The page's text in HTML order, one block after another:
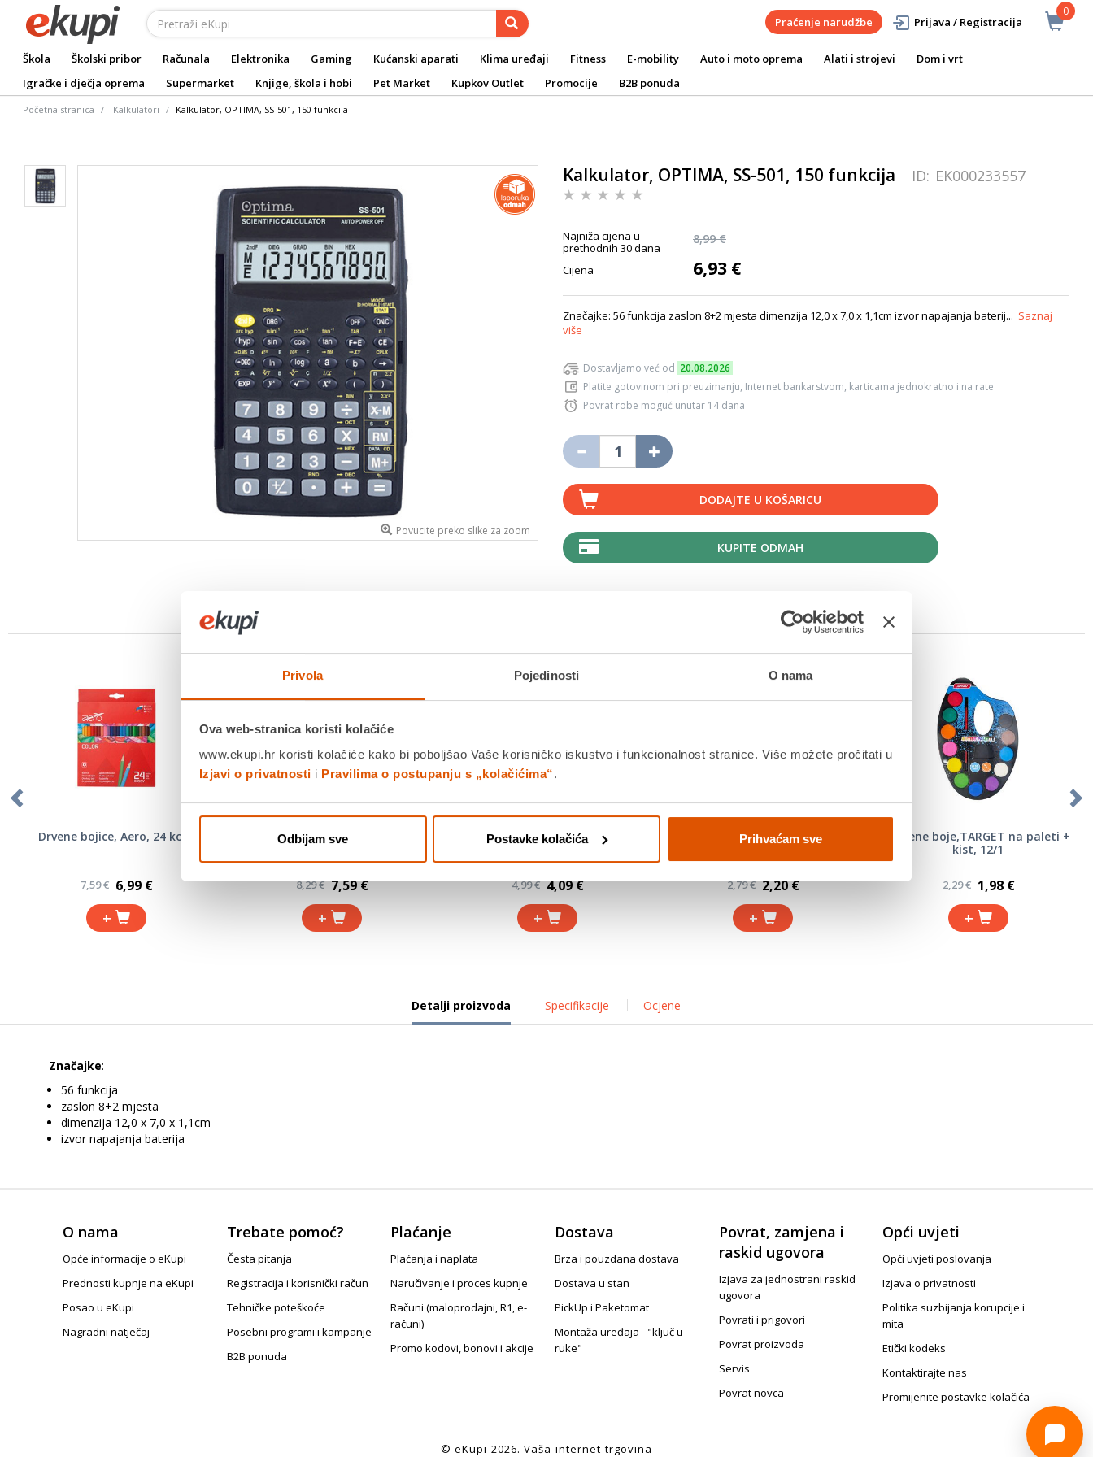
Privola Pojedinosti O nama
Ova web-stranica koristi kolačiće
www.ekupi.hr koristi kolačiće kako bi poboljšao Vaše korisničko iskustvo i funkcionalnost stranice. Više možete pročitati u
Izjavi o privatnosti i Pravilima o postupanju s „kolačićima“.
Odbijam sve Postavke kolačića Prihvaćam sve
0
Praćenje narudžbe Prijava / Registracija
Škola Školski pribor Računala Elektronika Gaming Kućanski aparati Klima uređaji Fitness E-mobility Auto i moto oprema Alati i strojevi
Dom i vrt
Igračke i dječja oprema
Supermarket Knjige, škola i hobi Pet Market Kupkov Outlet Promocije B2B ponuda
Početna stranica Kalkulatori Kalkulator, OPTIMA, SS-501, 150 funkcija
Povucite preko slike za zoom
Kalkulator, OPTIMA, SS-501, 150 funkcija ID: EK000233557
Najniža cijena u
prethodnih 30 dana
8,99 €
Cijena 6,93 €
Značajke: 56 funkcija zaslon 8+2 mjesta dimenzija 12,0 x 7,0 x 1,1cm izvor napajanja baterij... Saznaj
više
Dostavljamo već od 20.08.2026
Platite gotovinom pri preuzimanju, Internet bankarstvom, karticama jednokratno i na rate
Povrat robe moguć unutar 14 dana
DODAJTE U KOŠARICU
KUPITE ODMAH
Drvene bojice, Aero, 24 kom
7,59 € 6,99 €
+
Tempere, Jolly, 12 kom u metalnoj
8,29 € 7,59 €
+
Pastele uljne, KARBON, 18 komada
4,99 € 4,09 €
+
Plastelin TARGET 12 boja, 248 g
2,79 € 2,20 €
+
Vodene boje,TARGET na paleti +
kist, 12/1
2,29 € 1,98 €
+
Detalji proizvoda Specifikacije Ocjene
Značajke:
56 funkcija
zaslon 8+2 mjesta
dimenzija 12,0 x 7,0 x 1,1cm
izvor napajanja baterija
O nama
Opće informacije o eKupi
Prednosti kupnje na eKupi
Posao u eKupi
Nagradni natječaj
Trebate pomoć?
Česta pitanja
Registracija i korisnički račun
Tehničke poteškoće
Posebni programi i kampanje
B2B ponuda
Plaćanje
Plaćanja i naplata
Naručivanje i proces kupnje
Računi (maloprodajni, R1, e-
računi)
Promo kodovi, bonovi i akcije
Dostava
Brza i pouzdana dostava
Dostava u stan
PickUp i Paketomat
Montaža uređaja - "ključ u
ruke"
Povrat, zamjena i
raskid ugovora
Izjava za jednostrani raskid
ugovora
Povrati i prigovori
Povrat proizvoda
Servis
Povrat novca
Opći uvjeti
Opći uvjeti poslovanja
Izjava o privatnosti
Politika suzbijanja korupcije i
mita
Etički kodeks
Kontaktirajte nas
Promijenite postavke kolačića
© eKupi 2026. Vaša internet trgovina